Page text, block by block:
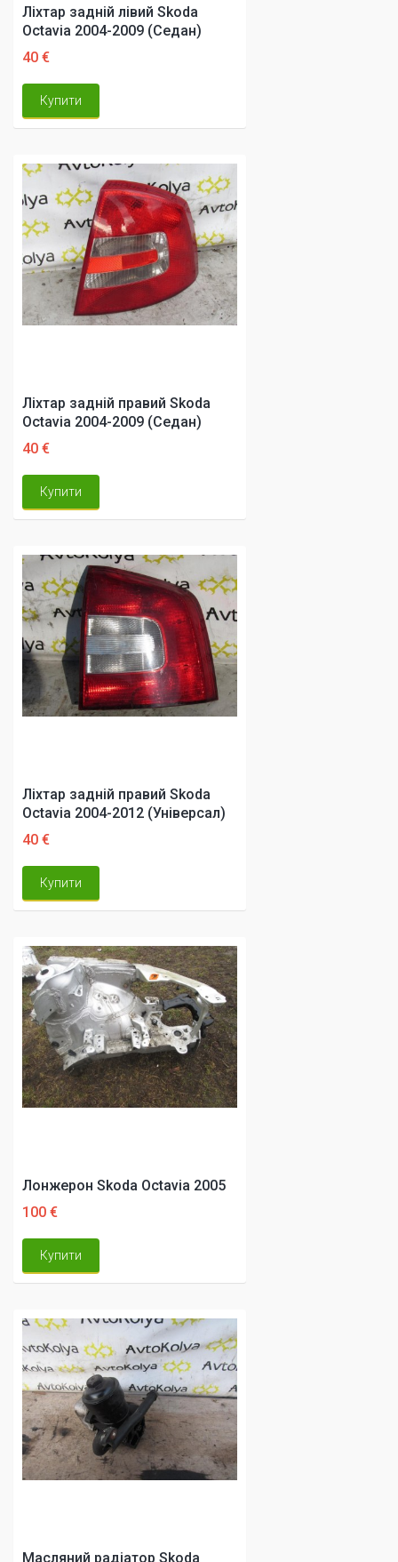
Ліхтар задній лівий Skoda
Octavia 2004-2009 (Седан)
40 €
Купити
Ліхтар задній правий Skoda
Octavia 2004-2009 (Седан)
40 €
Купити
Ліхтар задній правий Skoda
Octavia 2004-2012 (Універсал)
40 €
Купити
Лонжерон Skoda Octavia 2005
100 €
Купити
Масляний радіатор Skoda